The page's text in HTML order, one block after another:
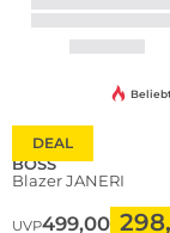
DEAL
BOSS
Blazer JANERI
UVP499,00